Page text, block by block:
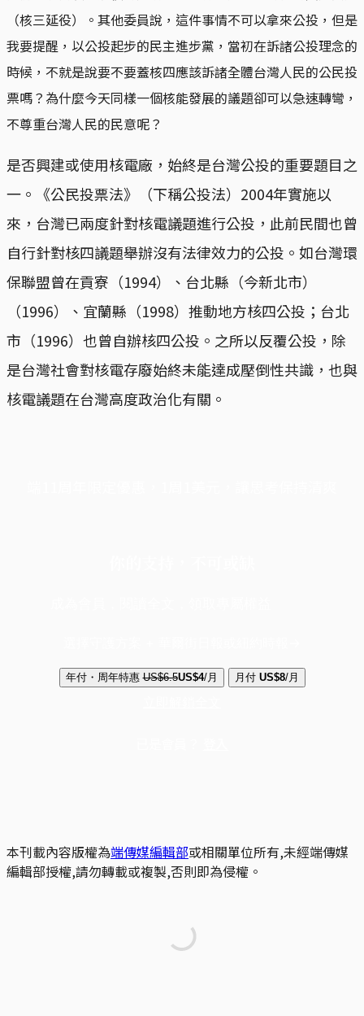
（核三延役）。其他委員說，這件事情不可以拿來公投，但是
我要提醒，以公投起步的民主進步黨，當初在訴諸公投理念的
時候，不就是說要不要蓋核四應該訴諸全體台灣人民的公民投
票嗎？為什麼今天同樣一個核能發展的議題卻可以急速轉彎，
不尊重台灣人民的民意呢？
是否興建或使用核電廠，始終是台灣公投的重要題目之
一。《公民投票法》（下稱公投法）2004年實施以
來，台灣已兩度針對核電議題進行公投，此前民間也曾
自行針對核四議題舉辦沒有法律效力的公投。如台灣環
保聯盟曾在貢寮（1994）、台北縣（今新北市）
（1996）、宜蘭縣（1998）推動地方核四公投；台北
市（1996）也曾自辦核四公投。之所以反覆公投，除
是台灣社會對核電存廢始終未能達成壓倒性共識，也與
核電議題在台灣高度政治化有關。
年付・周年特惠 US$6.5US$4/月 月付 US$8/月
本刊載內容版權為端傳媒編輯部或相關單位所有,未經端傳媒
編輯部授權,請勿轉載或複製,否則即為侵權。